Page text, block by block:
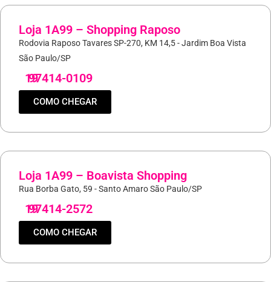
Loja 1A99 – Shopping Raposo
Rodovia Raposo Tavares SP-270, KM 14,5 - Jardim Boa Vista
São Paulo/SP
19
97414-0109
COMO CHEGAR
Loja 1A99 – Boavista Shopping
Rua Borba Gato, 59 - Santo Amaro São Paulo/SP
19
97414-2572
COMO CHEGAR